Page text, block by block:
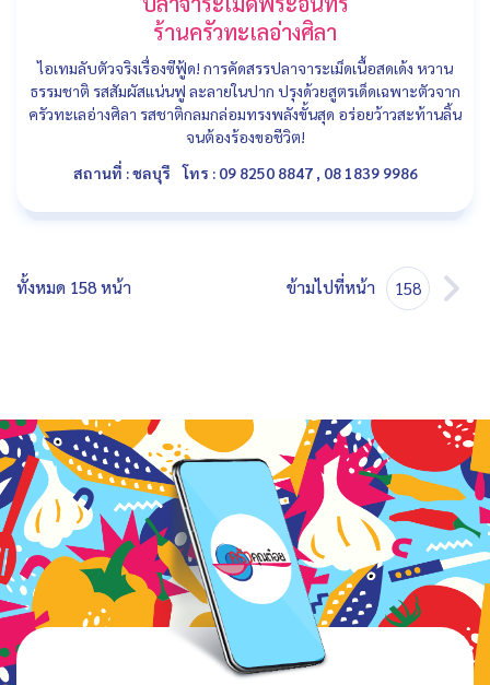
ร้านครัวทะเลอ่างศิลา
ไอเทมลับตัวจริงเรื่องซีฟู้ด! การคัดสรรปลาจาระเม็ดเนื้อสดเด้ง หวาน
ธรรมชาติ รสสัมผัสแน่นฟู ละลายในปาก ปรุงด้วยสูตรเด็ดเฉพาะตัวจาก
ครัวทะเลอ่างศิลา รสชาติกลมกล่อมทรงพลังขั้นสุด อร่อยว้าวสะท้านลิ้น
จนต้องร้องขอชีวิต!
สถานที่ : ชลบุรี
โทร : 09 8250 8847 , 08 1839 9986
ทั้งหมด 158 หน้า ข้ามไปที่หน้า